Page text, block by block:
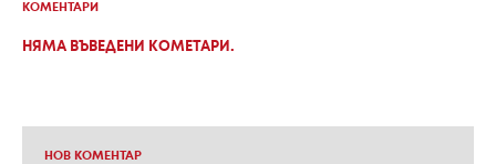
КОМЕНТАРИ
НЯМА ВЪВЕДЕНИ КОМЕТАРИ.
НОВ КОМЕНТАР